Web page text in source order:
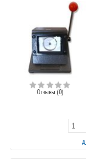
Отзывы (0)